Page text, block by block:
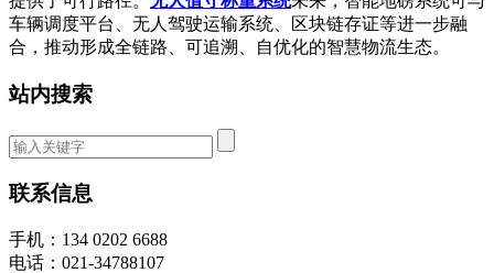
车辆调度平台、无人驾驶运输系统、区块链存证等进一步融
合，推动形成全链路、可追溯、自优化的智慧物流生态。
站内搜索
联系信息
手机：134 0202 6688
电话：021-34788107